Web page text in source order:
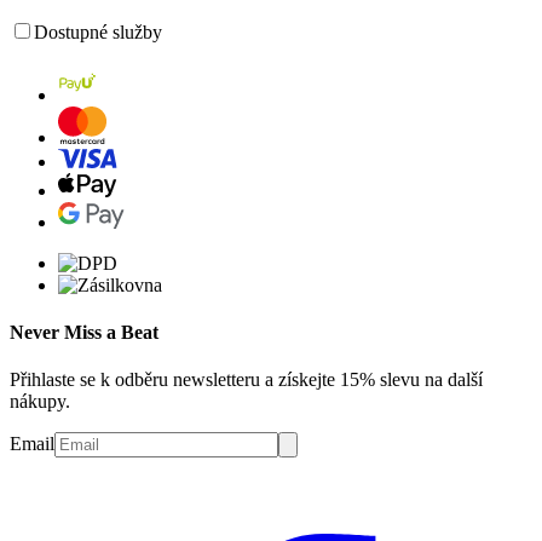
Dostupné služby
Never Miss a Beat
Přihlaste se k odběru newsletteru a získejte 15% slevu na další
nákupy.
Email